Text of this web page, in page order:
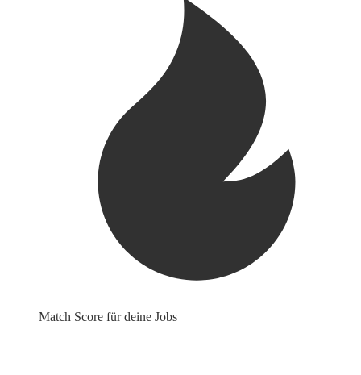
Match Score für deine Jobs